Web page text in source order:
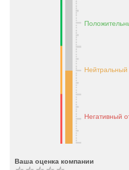
Нейтральный
Негативный
Ваша оценка компании